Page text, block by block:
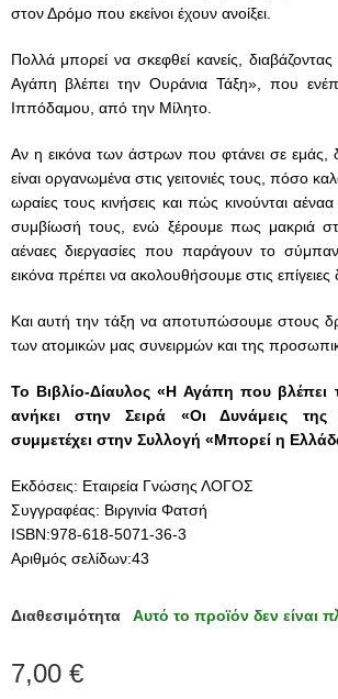
στον Δρόμο που εκείνοι έχουν ανοίξει.
Πολλά μπορεί να σκεφθεί κανείς,
Αγάπη βλέπει την Ουράνια Τάξη», που
Ιππόδαμου, από την Μίλητο.
Αν η εικόνα των άστρων που φτάνει σε εμάς,
είναι οργανωμένα στις γειτονιές τους, πόσο
ωραίες τους κινήσεις και πώς κινούνται
συμβίωσή τους, ενώ ξέρουμε πως μακριά
αέναες διεργασίες που παράγουν το
εικόνα πρέπει να ακολουθήσουμε στις επίγειες
Και αυτή την τάξη να αποτυπώσουμε στους
των ατομικών μας συνειρμών και της
Το Βιβλίο-Δίαυλος «Η Αγάπη που βλέπει
ανήκει στην Σειρά «Οι Δυνάμεις της
συμμετέχει στην Συλλογή «Μπορεί η
Εκδόσεις: Εταιρεία Γνώσης ΛΟΓΟΣ
Συγγραφέας: Βιργινία Φατσή
ISBN:978-618-5071-36-3
Αριθμός σελίδων:43
Διαθεσιμότητα Αυτό το προϊόν δεν είναι
7,00 €